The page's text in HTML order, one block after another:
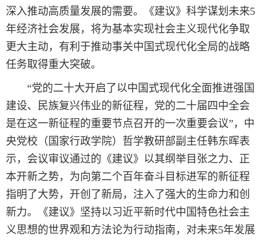
深入推动高质量发展的需要。《建议》科学谋划未来5
年经济社会发展，将为基本实现社会主义现代化争取
更大主动，有利于推动事关中国式现代化全局的战略
任务取得重大突破。
“党的二十大开启了以中国式现代化全面推进强国
建设、民族复兴伟业的新征程，党的二十届四中全会
是在这一新征程的重要节点召开的一次重要会议”，中
央党校（国家行政学院）哲学教研部副主任韩东晖表
示，会议审议通过的《建议》以其纲举目张之力、正
本开新之势，为向第二个百年奋斗目标进军的新征程
指明了大势，开创了新局，注入了强大的生命力和创
新力。《建议》坚持以习近平新时代中国特色社会主
义思想的世界观和方法论为行动指南，对未来5年发展